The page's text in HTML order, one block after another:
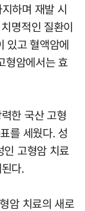
하며 재발 시
명적인 질환이
있고 혈액암에
형암에서는 효
한 국산 고형
를 세웠다. 성
인 고형암 치료
다.
암 치료의 새로